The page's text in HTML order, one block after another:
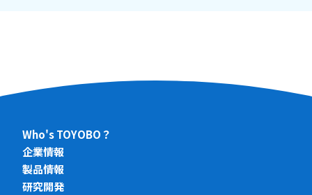
Who's TOYOBO？
企業情報
製品情報
研究開発